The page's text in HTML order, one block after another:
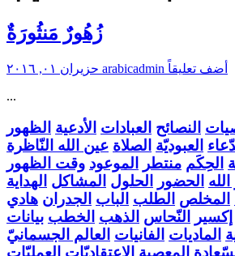
زُهُورٌ مَنثُورَةٌ
arabicadmin أضف تعليقاً
...
النصائح العبادات الأدعية الظهور
العبوديّة الصلاة عين الله النّاظرة
الحِكَم منتطر الموعود وقت الظهور
الحضور الحلول المشاكل الهداية
المخلص الطلب الباب الجدران هادي
إكسير النّحاس الذهب الخطب بيانات
الماديات الفانيات العالم الجسمانيّ
المعصية الاعتقاديّات العمليّات